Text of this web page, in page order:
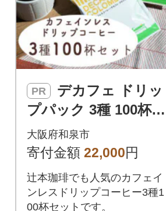
PR
プパック 3種 100杯
コーヒー 詰め合わせ
おすすめ 人気 カフェ
大阪府和泉市
寄付金額 22,000円
辻本珈琲でも人気のカフェイ
ンレスドリップコーヒー3種1
00杯セットです。